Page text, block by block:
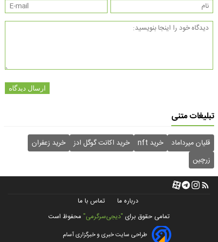
ارسال دیدگاه
تبلیغات متنی
قلیان میرداماد خرید nft خرید اکانت گوگل ادز
خرید زعفران
زرچین
درباره ما
تماس با ما
تمامی حقوق برای "دیجی‌سرگرمی" محفوظ است
طراحی سایت خبری و خبرگزاری آسام